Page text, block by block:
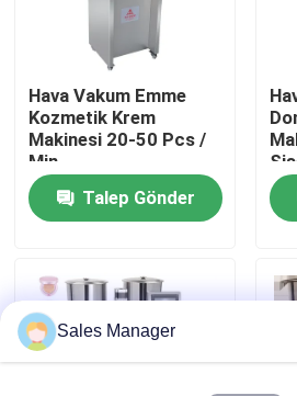
Fabrika turu
Kalite kontrol
Teklif isteği
Otomatik Dudak Parlaklığı
Hava Vakum Emme
Kozmetik Krem
Makinesi 20-50 Pcs /
Min
Talep Gönder
Sales Manager